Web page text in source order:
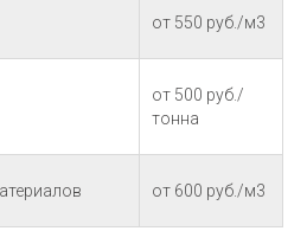
от 550 руб./м3
от 500 руб./
тонна
от 600 руб./м3